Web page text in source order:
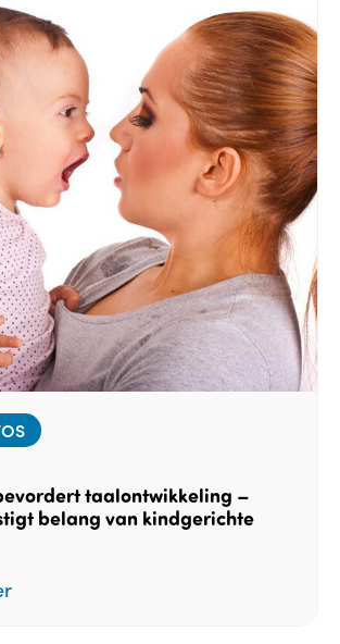
taalontwikkeling –
belang van kindgerichte